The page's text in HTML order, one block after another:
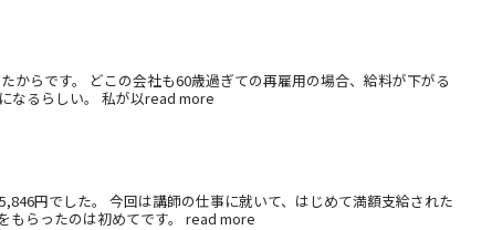
からです。 どこの会社も60歳過ぎての再雇用の場合、給料が下がる
なるらしい。 私が以read more
円でした。 今回は講師の仕事に就いて、はじめて満額支給された
もらったのは初めてです。 read more